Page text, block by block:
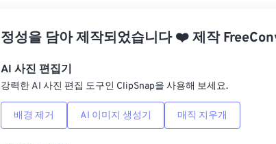
정성을 담아 제작되었습니다❤️제작
AI 사진 편집기
강력한 AI 사진 편집 도구인 ClipSnap을 사용해 보세요.
배경 제거 AI 이미지 생성기 매직 지우개